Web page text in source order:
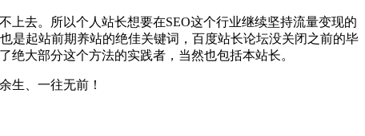
上去。所以个人站长想要在SEO这个行业继续坚持流量变现的
是起站前期养站的绝佳关键词，百度站长论坛没关闭之前的毕
大部分这个方法的实践者，当然也包括本站长。
生、一往无前！